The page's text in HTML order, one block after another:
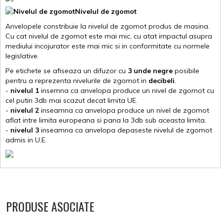
Nivelul de zgomot
Anvelopele constribuie la nivelul de zgomot produs de masina.
Cu cat nivelul de zgomot este mai mic, cu atat impactul asupra
mediului incojurator este mai mic si in conformitate cu normele
legislative.
Pe etichete se afiseaza un difuzor cu 3 unde negre posibile
pentru a reprezenta nivelurile de zgomot in decibeli.
- nivelul 1 insemna ca anvelopa produce un nivel de zgomot cu
cel putin 3db mai scazut decat limita UE.
- nivelul 2 inseamna ca anvelopa produce un nivel de zgomot
aflat intre limita europeana si pana la 3db sub aceasta limita.
- nivelul 3 inseamna ca anvelopa depaseste nivelul de zgomot
admis in U.E.
PRODUSE ASOCIATE